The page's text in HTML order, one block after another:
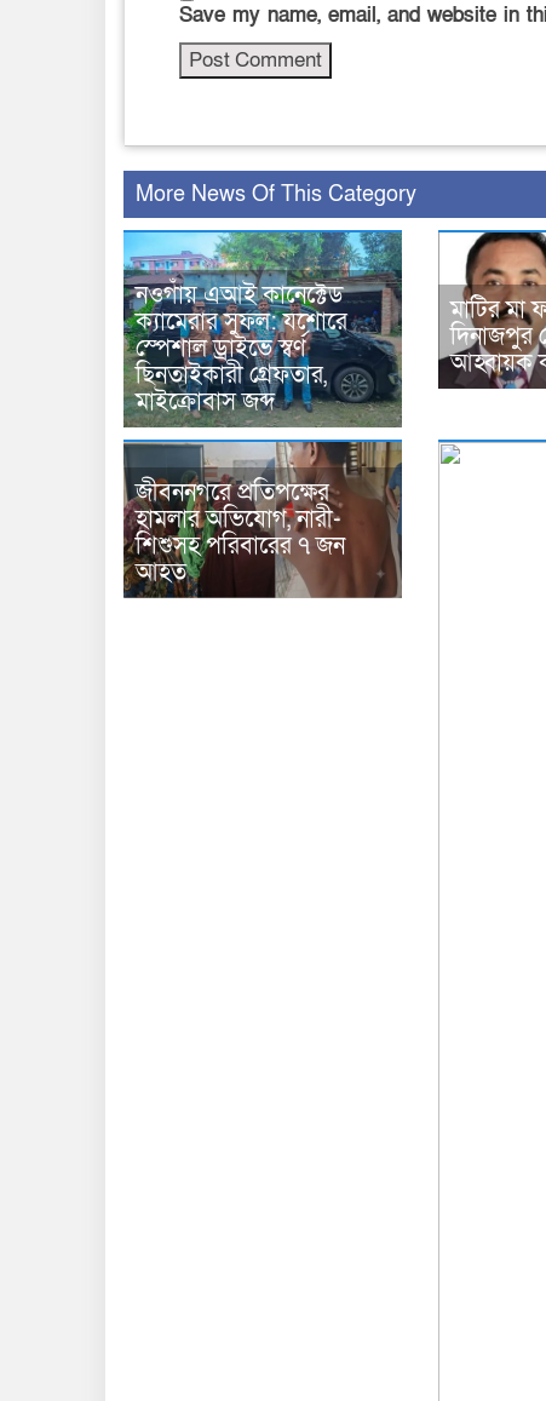
Save my name, email, and website in
More News Of This Category
নওগাঁয় এআই কানেক্টেড
ক্যামেরার সুফল: যশোরে
স্পেশাল ড্রাইভে স্বর্ণ
ছিনতাইকারী গ্রেফতার,
মাইক্রোবাস জব্দ
মাটির মা
দিনাজপুর
আহ্বায়ক
জীবননগরে প্রতিপক্ষের
হামলার অভিযোগ, নারী-
শিশুসহ পরিবারের ৭ জন
আহত